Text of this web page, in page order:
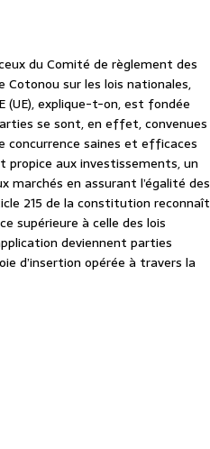
du Comité de règlement des
Cotonou sur les lois nationales,
(UE), explique-t-on, est fondée
se sont, en effet, convenues
concurrence saines et efficaces
aux investissements, un
marchés en assurant l’égalité des
215 de la constitution reconnaît
supérieure à celle des lois
deviennent parties
d’insertion opérée à travers la